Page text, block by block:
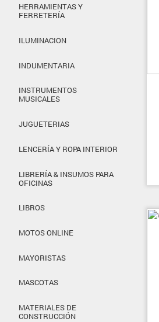
HERRAMIENTAS Y
FERRETERÍA
ILUMINACION
INDUMENTARIA
INSTRUMENTOS
MUSICALES
JUGUETERIAS
LENCERÍA Y ROPA INTERIOR
LIBRERÍA & INSUMOS PARA
OFICINAS
LIBROS
MOTOS ONLINE
MAYORISTAS
MASCOTAS
MATERIALES DE
CONSTRUCCIÓN